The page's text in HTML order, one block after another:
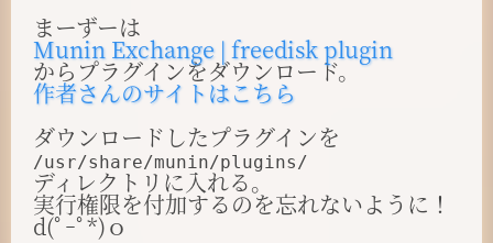
まーずーは
Munin Exchange | freedisk plugin
からプラグインをダウンロード。
作者さんのサイトはこちら
ダウンロードしたプラグインを
/usr/share/munin/plugins/
ディレクトリに入れる。
実行権限を付加するのを忘れないように！
d(ﾟｰﾟ*)ｏ